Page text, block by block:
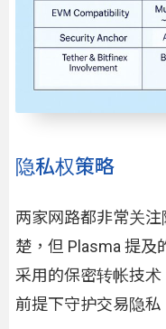
隐私权策略
两家网路都非常关
楚，但 Plasma 提及
采用的保密转帐技
前提下守护交易隐私